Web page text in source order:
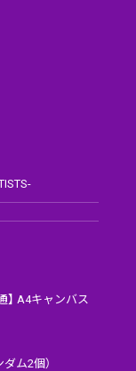
】 A4キャンバス
ム2個）